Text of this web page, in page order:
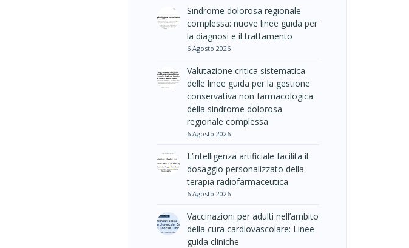
Sindrome dolorosa regionale
complessa: nuove linee guida per
la diagnosi e il trattamento
6 Agosto 2026
Valutazione critica sistematica
delle linee guida per la gestione
conservativa non farmacologica
della sindrome dolorosa
regionale complessa
6 Agosto 2026
L’intelligenza artificiale facilita il
dosaggio personalizzato della
terapia radiofarmaceutica
6 Agosto 2026
Vaccinazioni per adulti nell’ambito
della cura cardiovascolare: Linee
guida cliniche